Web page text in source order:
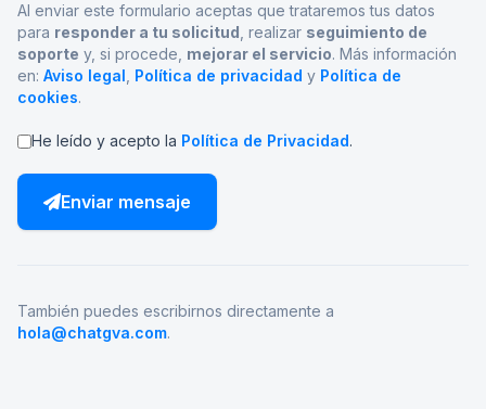
Al enviar este formulario aceptas que trataremos tus datos
para responder a tu solicitud , realizar seguimiento de
soporte y, si procede, mejorar el servicio. Más información
en: Aviso legal Política de privacidad y Política de
cookies.
He leído y acepto la Política de Privacidad.
Enviar mensaje
También puedes escribirnos directamente a
hola@chatgva.com.